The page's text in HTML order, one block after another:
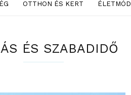
OTTHON ÉS KERT ÉLETMÓD
ÉS SZABADIDŐ